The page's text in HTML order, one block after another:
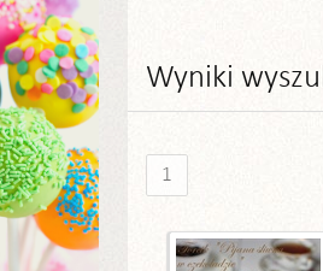
Wyniki
1